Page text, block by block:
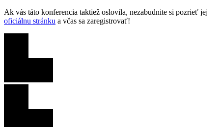
Ak vás táto konferencia taktiež oslovila, nezabudnite si pozrieť jej
oficiálnu stránku a včas sa zaregistrovať!